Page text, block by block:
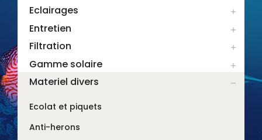
Eclairages 
Entretien 
Filtration 
Gamme solaire 
Materiel divers 
Ecolat et piquets
Anti-herons